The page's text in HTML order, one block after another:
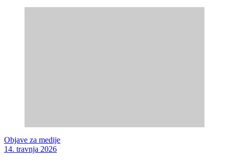
Objave za medije
14. travnja 2026